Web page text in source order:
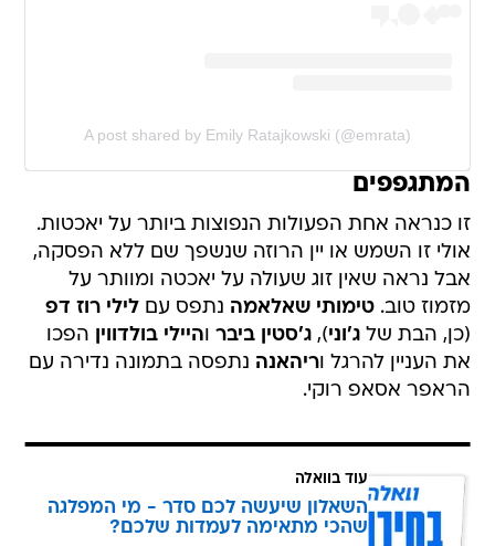
A post shared by Emily Ratajkowski (@emrata)
המתגפפים
זו כנראה אחת הפעולות הנפוצות ביותר על יאכטות.
אולי זו השמש או יין הרוזה שנשפך שם ללא הפסקה,
אבל נראה שאין זוג שעולה על יאכטה ומוותר על
מזמוז טוב.טימותי שאלאמה נתפס עםלילי רוז דפ
(כן, הבת שלג'וני),ג'סטין ביבר והיילי בולדווין הפכו
את העניין להרגל וריהאנה נתפסה בתמונה נדירה עם
הראפר אסאפ רוקי.
עוד בוואלה
השאלון שיעשה לכם סדר - מי המפלגה
שהכי מתאימה לעמדות שלכם?